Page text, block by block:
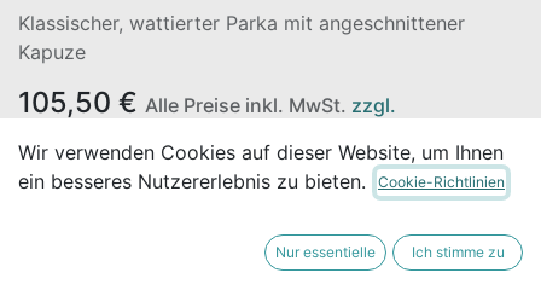
Klassischer, wattierter Parka mit angeschnittener
Kapuze
105,50 € Alle Preise inkl. MwSt. zzgl.
Versandkosten
Wir verwenden Cookies auf dieser Website, um Ihnen
ein besseres Nutzererlebnis zu bieten.
Cookie-Richtlinien
Nur essentielle Ich stimme zu